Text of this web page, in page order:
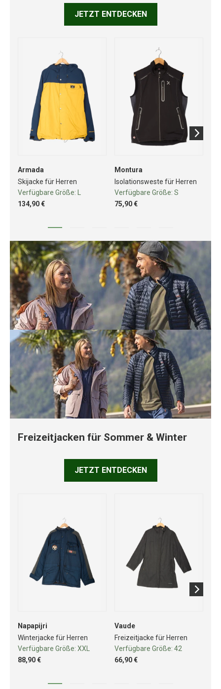
JETZT ENTDECKEN
Armada
Skijacke für Herren
Verfügbare Größe:
134,90 €
Montura
Isolationsweste für Herren
Verfügbare Größe:S
75,90 €
Freizeitjacken für Sommer & Winter
JETZT ENTDECKEN
Napapijri
Winterjacke für Herren
Verfügbare Größe: XXL
88,90 €
Vaude
Freizeitjacke für Herren
Verfügbare Größe:42
66,90 €